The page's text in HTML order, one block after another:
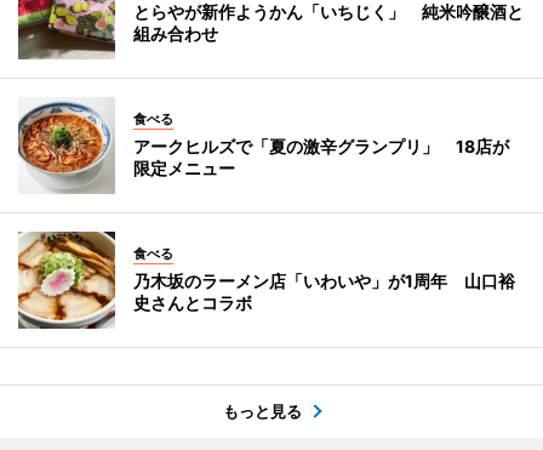
とらやが新作ようかん「いちじく」 純米吟醸酒と
組み合わせ
食べる
アークヒルズで「夏の激辛グランプリ」 18店が
限定メニュー
食べる
乃木坂のラーメン店「いわいや」が1周年 山口裕
史さんとコラボ
もっと見る